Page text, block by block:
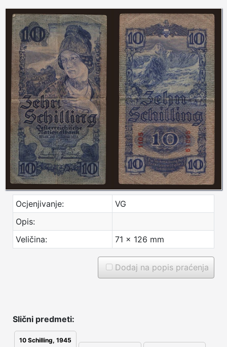
Ocjenjivanje:
VG
Opis:
Veličina:
71 x 126 mm
Dodaj na popis praćenja
Slični predmeti:
10 Schilling, 1945